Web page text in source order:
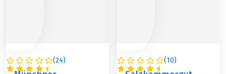
(24)
DEUTSCHLAND (10)
ÖSTERREICH